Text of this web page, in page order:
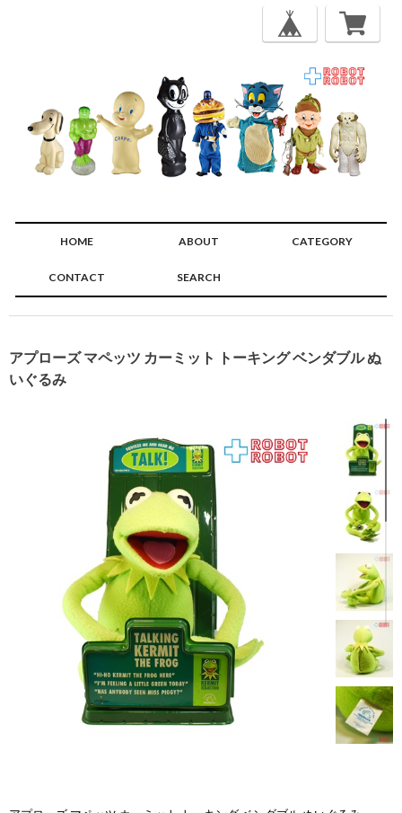
HOME ABOUT CATEGORY
CONTACT SEARCH
アプローズ マペッツ カーミット トーキング ベンダブル ぬ
いぐるみ